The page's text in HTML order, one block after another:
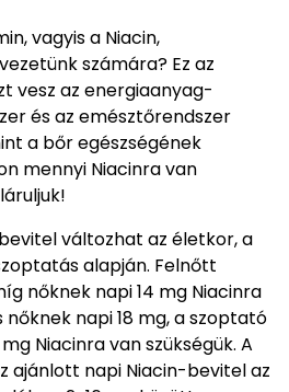
vagyis a Niacin,
számára? Ez az
vesz az energiaanyag-
és az emésztőrendszer
a bőr egészségének
mennyi Niacinra van
változhat az életkor, a
alapján. Felnőtt
nőknek napi 14 mg Niacinra
nőknek napi 18 mg, a szoptató
Niacinra van szükségük. A
ajánlott napi Niacin-bevitel az